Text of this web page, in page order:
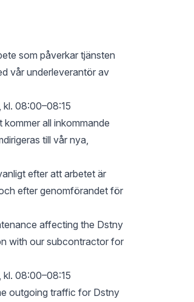
som påverkar tjänsten
vår underleverantör av
08:00–08:15
all inkommande
till vår nya,
efter att arbetet är
efter genomförandet för
affecting the Dstny
with our subcontractor for
08:00–08:15
outgoing traffic for Dstny